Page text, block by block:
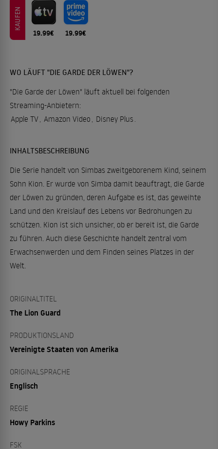
KAUFEN
19.99€ 19.99€
WO LÄUFT "DIE GARDE DER LÖWEN"?
"Die Garde der Löwen" läuft aktuell bei folgenden
Streaming-Anbietern:
Apple TV Amazon Video Disney Plus
INHALTSBESCHREIBUNG
Die Serie handelt von Simbas zweitgeborenem Kind, seinem
Sohn Kion. Er wurde von Simba damit beauftragt, die Garde
der Löwen zu gründen, deren Aufgabe es ist, das geweihte
Land und den Kreislauf des Lebens vor Bedrohungen zu
schützen. Kion ist sich unsicher, ob er bereit ist, die Garde
zu führen. Auch diese Geschichte handelt zentral vom
Erwachsenwerden und dem Finden seines Platzes in der
Welt.
ORIGINALTITEL
The Lion Guard
PRODUKTIONSLAND
Vereinigte Staaten von Amerika
ORIGINALSPRACHE
Englisch
REGIE
Howy Parkins
FSK